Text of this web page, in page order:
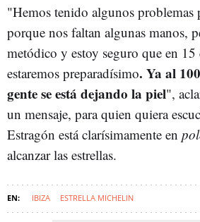
"Hemos tenido algunos problemas
porque nos faltan algunas manos,
metódico y estoy seguro que en 15
estaremos preparadísimo. Ya al
gente se está dejando la piel",
un mensaje, para quien quiera
Estragón está clarísimamente en
alcanzar las estrellas.
IBIZA ESTRELLA MICHELIN